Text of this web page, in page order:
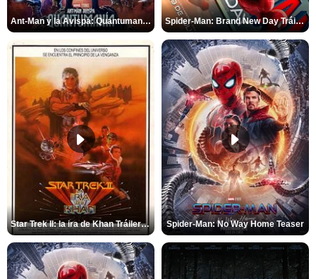
Ant-Man y la Avispa: Quantumanía Tráiler (2) Spider-Man: Brand New Day Tráiler (3)
Star Trek II: la ira de Khan Tráiler VO Spider-Man: No Way Home Teaser